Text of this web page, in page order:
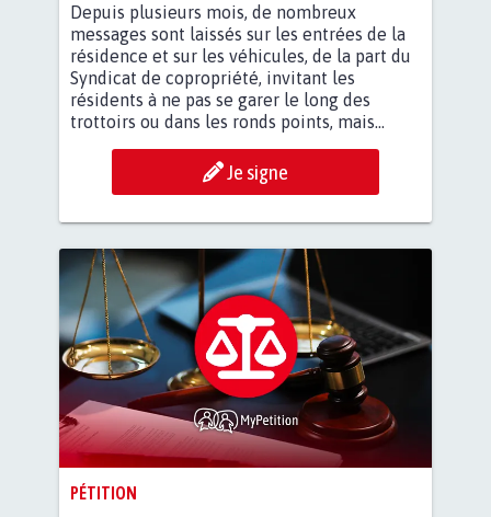
Depuis plusieurs mois, de nombreux
messages sont laissés sur les entrées de la
résidence et sur les véhicules, de la part du
Syndicat de copropriété, invitant les
résidents à ne pas se garer le long des
trottoirs ou dans les ronds points, mais...
Je signe
PÉTITION